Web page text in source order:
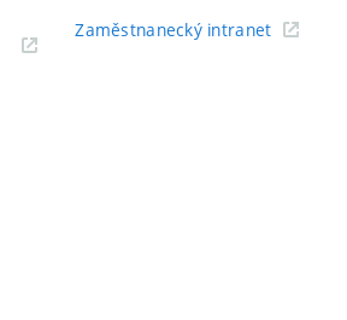
Zaměstnanecký intranet(externí